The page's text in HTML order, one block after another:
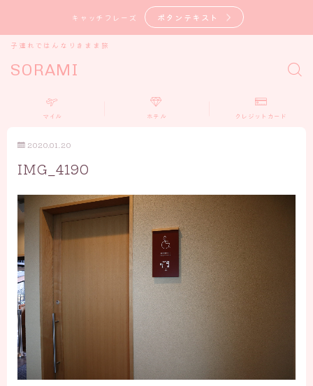
キャッチフレーズ ボタンテキスト
SORAMI
子連れではんなりきまま旅
マイル ホテル クレジットカード
2020.01.20
IMG_4190